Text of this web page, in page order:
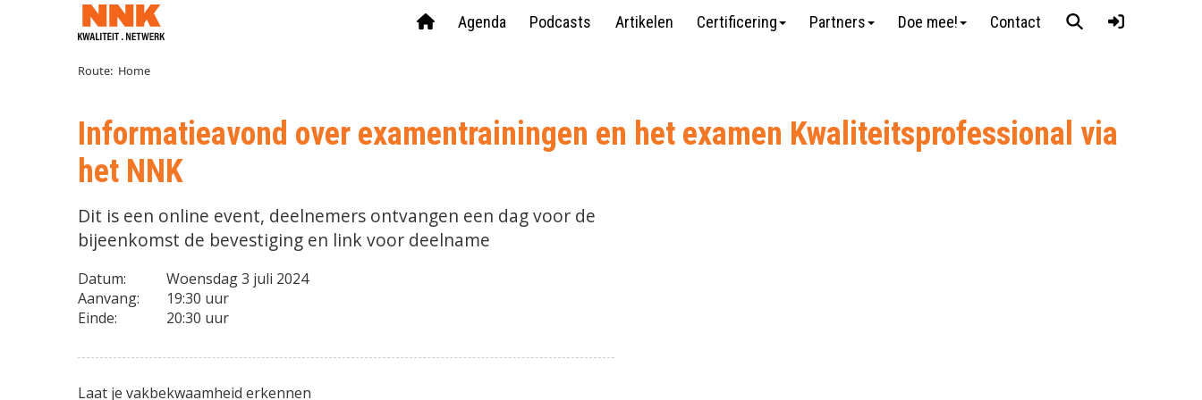
Agenda Podcasts Artikelen Certificering Partners Doe mee! Contact
Route: Home
Informatieavond over examentrainingen en het examen Kwaliteitsprofessional via
het NNK
Dit is een online event, deelnemers ontvangen een dag voor de
bijeenkomst de bevestiging en link voor deelname
Datum:
Woensdag 3 juli 2024
Aanvang:
19:30 uur
Einde:
20:30 uur
Laat je vakbekwaamheid erkennen